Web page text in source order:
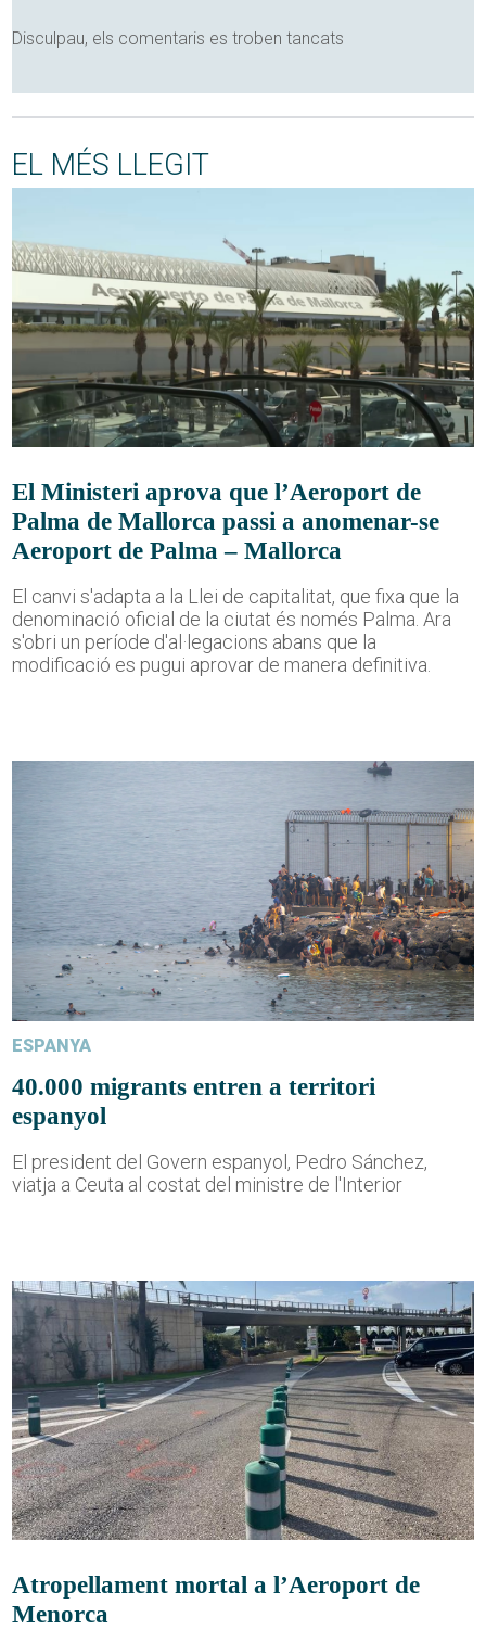
Disculpau, els comentaris es troben tancats
EL MÉS LLEGIT
El Ministeri aprova que l’Aeroport de
Palma de Mallorca passi a anomenar-se
Aeroport de Palma – Mallorca
El canvi s'adapta a la Llei de capitalitat, que fixa que la
denominació oficial de la ciutat és només Palma. Ara
s'obri un període d'al·legacions abans que la
modificació es pugui aprovar de manera definitiva.
ESPANYA
40.000 migrants entren a territori
espanyol
El president del Govern espanyol, Pedro Sánchez,
viatja a Ceuta al costat del ministre de l'Interior
Atropellament mortal a l’Aeroport de
Menorca